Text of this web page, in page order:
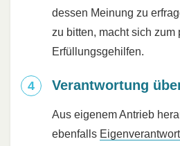
dessen Meinung zu
zu bitten, macht sich zum
Erfüllungsgehilfen.
Verantwortung
Aus eigenem Antrieb
ebenfalls